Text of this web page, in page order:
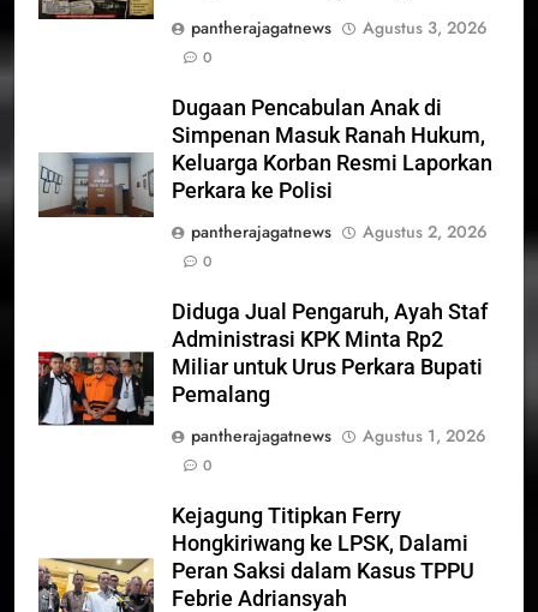
pantherajagatnews
Agustus 3, 2026
0
Dugaan Pencabulan Anak di
Simpenan Masuk Ranah Hukum,
Keluarga Korban Resmi Laporkan
Perkara ke Polisi
pantherajagatnews
Agustus 2, 2026
0
Diduga Jual Pengaruh, Ayah Staf
Administrasi KPK Minta Rp2
Miliar untuk Urus Perkara Bupati
Pemalang
pantherajagatnews
Agustus 1, 2026
0
Kejagung Titipkan Ferry
Hongkiriwang ke LPSK, Dalami
Peran Saksi dalam Kasus TPPU
Febrie Adriansyah